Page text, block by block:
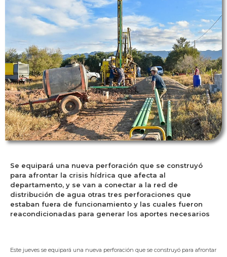
Se equipará una nueva perforación que se construyó
para afrontar la crisis hídrica que afecta al
departamento, y se van a conectar a la red de
distribución de agua otras tres perforaciones que
estaban fuera de funcionamiento y las cuales fueron
reacondicionadas para generar los aportes necesarios
Este jueves se equipará una nueva perforación que se construyó para afrontar